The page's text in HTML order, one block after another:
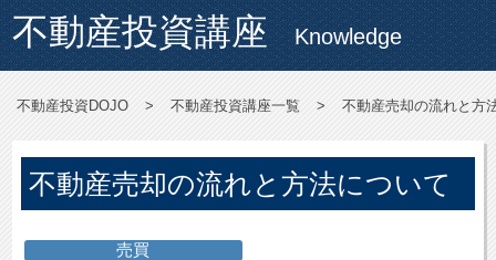
不動産投資講座 Knowledge
不動産投資DOJO 不動産投資講座一覧 不動産売却の流れと方
不動産売却の流れと方法について
売買